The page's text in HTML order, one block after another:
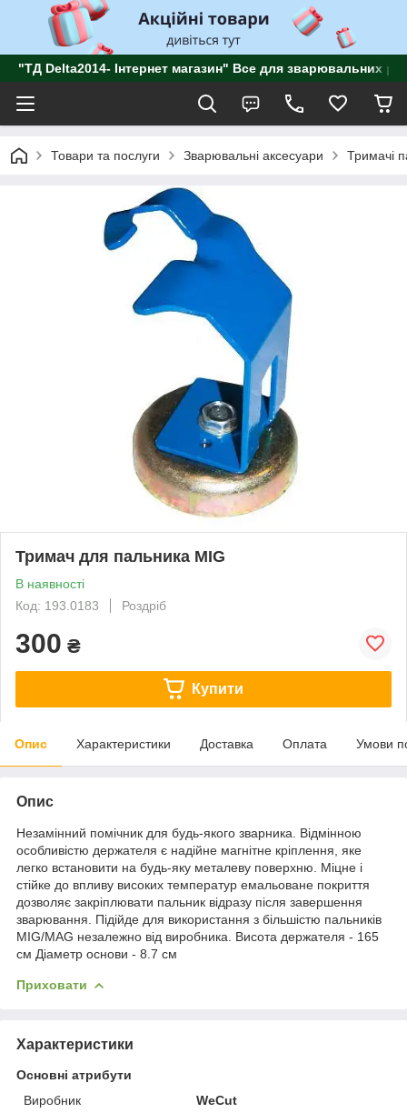
"ТД Delta2014- Інтернет магазин" Все для зварювальних
Товари та послуги Зварювальні аксесуари Тримачі
Тримач для пальника MIG
В наявності
Код: 193.0183
Роздріб
300 ₴
Купити
Опис Характеристики Доставка Оплата Умови
Опис
Незамінний помічник для будь-якого зварника. Відмінною
особливістю держателя є надійне магнітне кріплення, яке
легко встановити на будь-яку металеву поверхню. Міцне і
стійке до впливу високих температур емальоване покриття
дозволяє закріплювати пальник відразу після завершення
зварювання. Підійде для використання з більшістю пальників
MIG/MAG незалежно від виробника. Висота держателя - 165
см Діаметр основи - 8.7 см
Приховати
Характеристики
Основні атрибути
Виробник
WeCut